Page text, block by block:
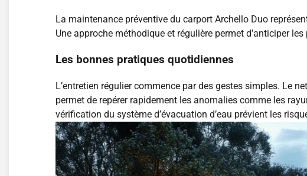
La maintenance préventive du carport Archello Duo
Une approche méthodique et régulière permet d’anticiper
Les bonnes pratiques quotidiennes
L’entretien régulier commence par des gestes simples. Le
permet de repérer rapidement les anomalies comme les
vérification du système d’évacuation d’eau prévient les